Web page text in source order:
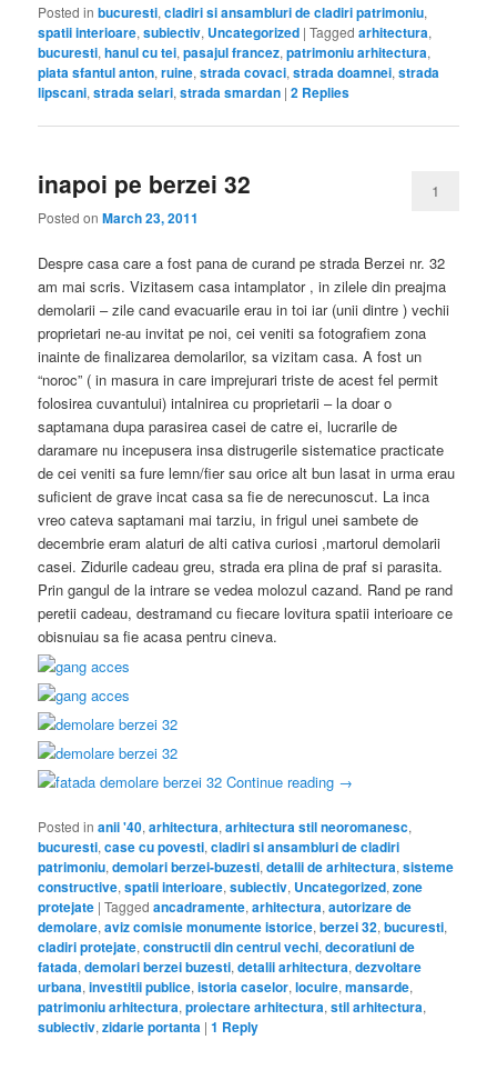
Posted in bucuresti,cladiri si ansambluri de cladiri patrimoniu,
spatii interioare,subiectiv, Uncategorized |Tagged arhitectura,
bucuresti,hanul cu tei,pasajul francez,patrimoniu arhitectura,
piata sfantul anton,ruine,strada covaci,strada doamnei,strada
lipscani,strada selari,strada smardan |2 Replies
inapoi pe berzei 32
Posted onMarch 23, 2011
1
Despre casa care a fost pana de curand pe strada Berzei nr. 32
am mai scris. Vizitasem casa intamplator , in zilele din preajma
demolarii – zile cand evacuarile erau in toi iar (unii dintre ) vechii
proprietari ne-au invitat pe noi, cei veniti sa fotografiem zona
inainte de finalizarea demolarilor, sa vizitam casa. A fost un
“noroc” ( in masura in care imprejurari triste de acest fel permit
folosirea cuvantului) intalnirea cu proprietarii – la doar o
saptamana dupa parasirea casei de catre ei, lucrarile de
daramare nu incepusera insa distrugerile sistematice practicate
de cei veniti sa fure lemn/fier sau orice alt bun lasat in urma erau
suficient de grave incat casa sa fie de nerecunoscut. La inca
vreo cateva saptamani mai tarziu, in frigul unei sambete de
decembrie eram alaturi de alti cativa curiosi ,martorul demolarii
casei. Zidurile cadeau greu, strada era plina de praf si parasita.
Prin gangul de la intrare se vedea molozul cazand. Rand pe rand
peretii cadeau, destramand cu fiecare lovitura spatii interioare ce
obisnuiau sa fie acasa pentru cineva.
Continue reading →
Posted in anii '40,arhitectura,arhitectura stil neoromanesc,
bucuresti,case cu povesti,cladiri si ansambluri de cladiri
patrimoniu,demolari berzei-buzesti,detalii de arhitectura,sisteme
constructive,spatii interioare,subiectiv, Uncategorized,zone
protejate |Tagged ancadramente,arhitectura,autorizare de
demolare,aviz comisie monumente istorice,berzei 32,bucuresti,
cladiri protejate,constructii din centrul vechi,decoratiuni de
fatada,demolari berzei buzesti,detalii arhitectura,dezvoltare
urbana,investitii publice,istoria caselor,locuire,mansarde,
patrimoniu arhitectura,proiectare arhitectura,stil arhitectura,
subiectiv,zidarie portanta |1 Reply